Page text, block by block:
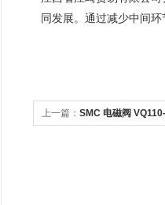
同发展。通过减少中间
上一篇： SMC 电磁阀